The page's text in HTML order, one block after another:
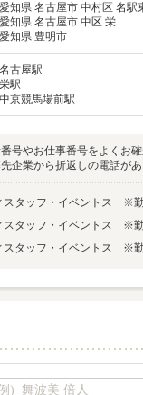
知県 名古屋市 中村区 名駅
知県 名古屋市 中区 栄
知県 豊明市
古屋駅
駅
京競馬場前駅
号やお仕事番号をよくお
企業から折返しの電話が
スタッフ・イベントス ※
スタッフ・イベントス ※
スタッフ・イベントス ※